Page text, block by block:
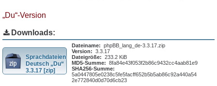
„Du“-Version
Downloads:
Sprachdateien
Deutsch „Du“
3.3.17 [zip]
Dateiname: phpBB_lang_de-3.3.17.zip
Version: 3.3.17
Dateigröße: 233.2 KiB
MD5-Summe: 8fa84e43f053f2b86c9432cc4aab81e9
SHA256-Summe:
5a0447805e0238c5fe5facff652b5b5ab86c92a440a54
2e772840d0d70d6cb23